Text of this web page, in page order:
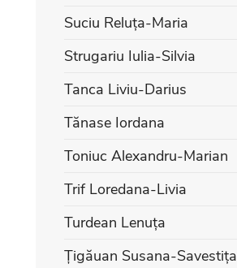
Suciu Reluța-Maria
Strugariu Iulia-Silvia
Tanca Liviu-Darius
Tănase Iordana
Toniuc Alexandru-Marian
Trif Loredana-Livia
Turdean Lenuța
Țigăuan Susana-Savestița